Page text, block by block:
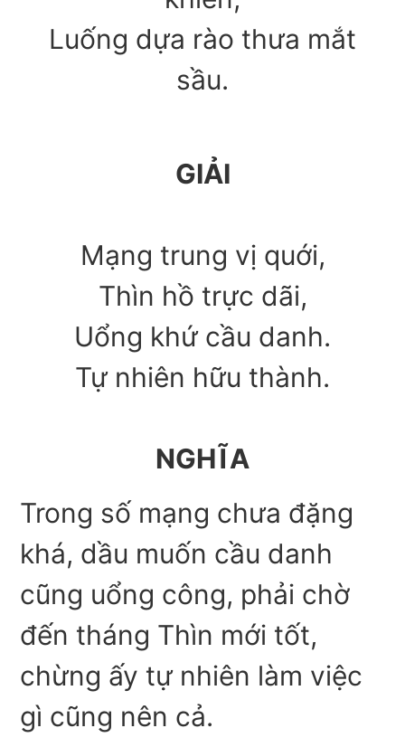
Luống dựa rào thưa mắt
sầu.
GIẢI
Mạng trung vị quới,
Thìn hồ trực dãi,
Uổng khứ cầu danh.
Tự nhiên hữu thành.
NGHĨA
Trong số mạng chưa đặng
khá, dầu muốn cầu danh
cũng uổng công, phải chờ
đến tháng Thìn mới tốt,
chừng ấy tự nhiên làm việc
gì cũng nên cả.